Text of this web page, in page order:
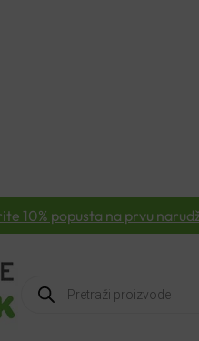
10% popusta na prvu
Products
search